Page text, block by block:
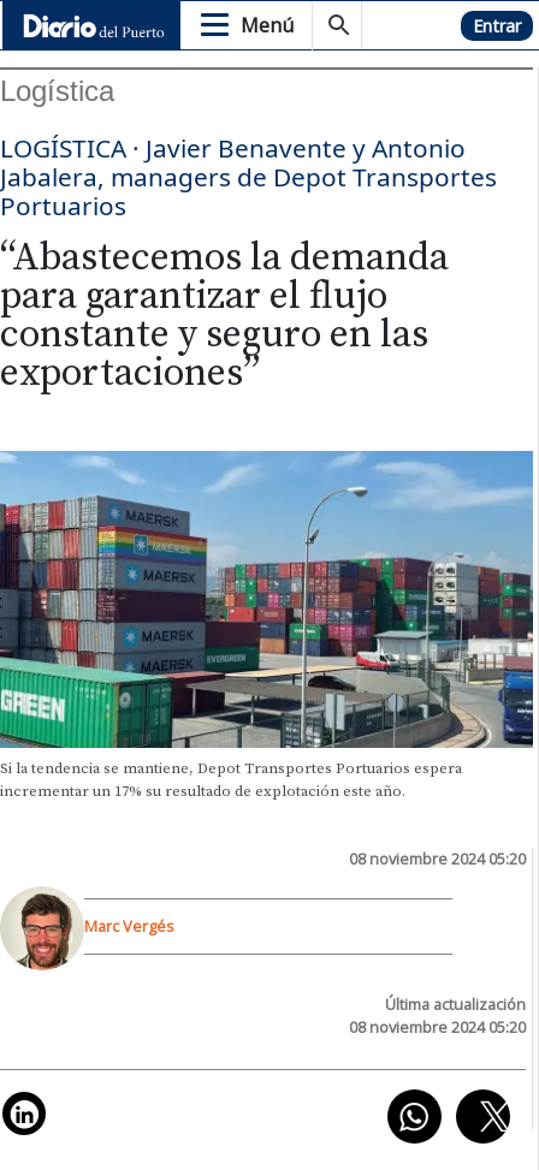
Menú Hemeroteca Entrar
Logística
LOGÍSTICA · Javier Benavente y Antonio
Jabalera, managers de Depot Transportes
Portuarios
“Abastecemos la demanda
para garantizar el flujo
constante y seguro en las
exportaciones”
Si la tendencia se mantiene, Depot Transportes Portuarios espera
incrementar un 17% su resultado de explotación este año.
08 noviembre 2024 05:20
Marc Vergés
Última actualización
08 noviembre 2024 05:20